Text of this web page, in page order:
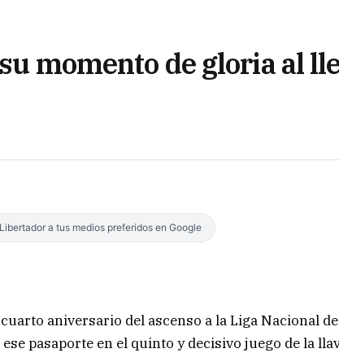
momento de gloria al
a tus medios preferidos en Google
aniversario del ascenso a la Liga Nacional
pasaporte en el quinto y decisivo juego de la